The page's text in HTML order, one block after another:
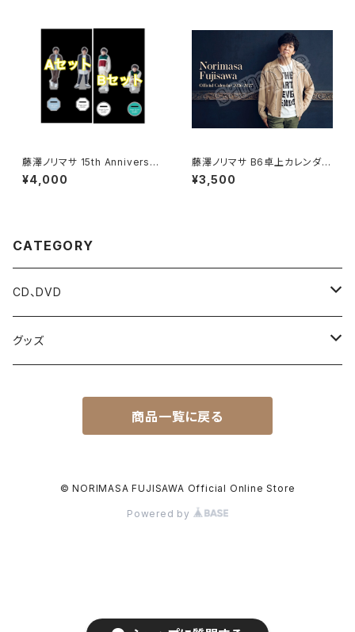
藤澤ノリマサ 15th Anniversar
y Concert2023〜eternita〜
コンサート アクリススタンド
¥4,000
藤澤ノリマサ B6卓上カレンダー
(2026年4月~2027年3月)
¥3,500
CATEGORY
CD、DVD
CD
グッズ
壁掛けカレンダー
卓上カレンダー
商品一覧に戻る
© NORIMASA FUJISAWA Official Online Store
Powered by